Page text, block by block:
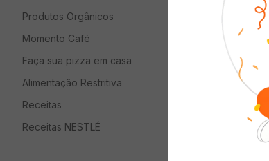
Produtos Orgânicos
Momento Café
Faça sua pizza em casa
Alimentação Restritiva
Receitas
Receitas NESTLÉ
Quem